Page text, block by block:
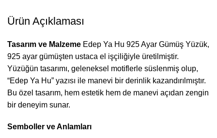
Ürün Açıklaması
Tasarım ve Malzeme Edep Ya Hu 925 Ayar Gümüş Yüzük,
925 ayar gümüşten ustaca el işçiliğiyle üretilmiştir.
Yüzüğün tasarımı, geleneksel motiflerle süslenmiş olup,
“Edep Ya Hu” yazısı ile manevi bir derinlik kazandırılmıştır.
Bu özel tasarım, hem estetik hem de manevi açıdan zengin
bir deneyim sunar.
Semboller ve Anlamları